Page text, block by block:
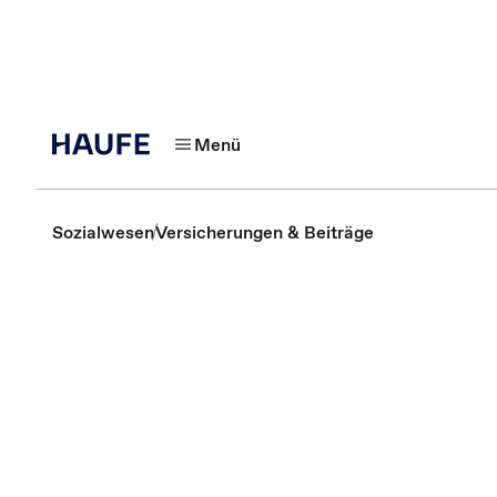
Menü
SozialwesenVersicherungen & Beiträge